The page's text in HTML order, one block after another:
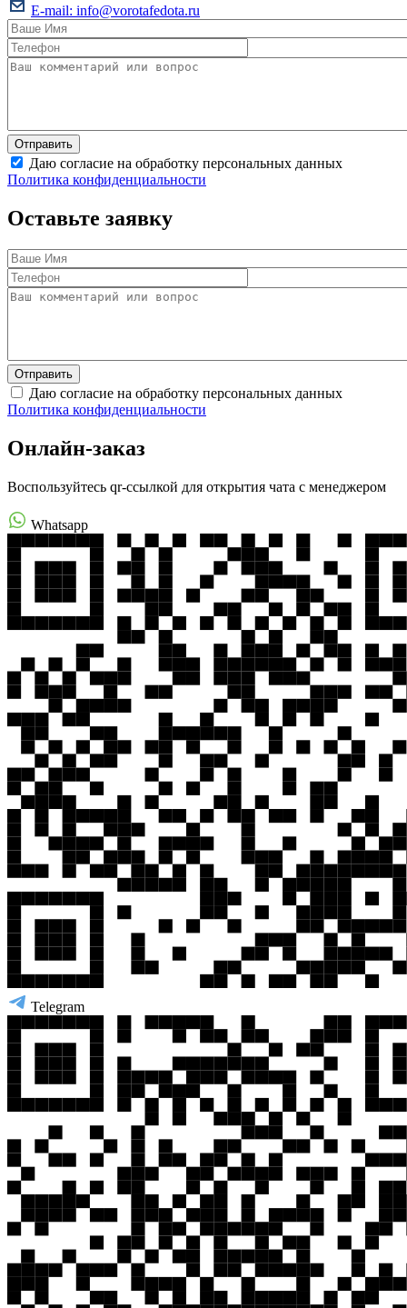
E-mail: info@vorotafedota.ru
Даю согласие на обработку персональных данных
Политика конфиденциальности
Оставьте заявку
Даю согласие на обработку персональных данных
Политика конфиденциальности
Онлайн-заказ
Воспользуйтесь qr-ссылкой для открытия чата с менеджером
Whatsapp
Telegram